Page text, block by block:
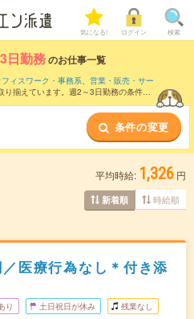
気になる! ログイン 検索
日勤務のお仕事一覧
フィスワーク・事務系、 営業・販売・サー
り揃えています。週2～3日勤務の条件の
条件の変更
平均時給: 1,326 円
新着順 時給順
医療行為なし＊付き添
り 土日祝日が休み 残業なし